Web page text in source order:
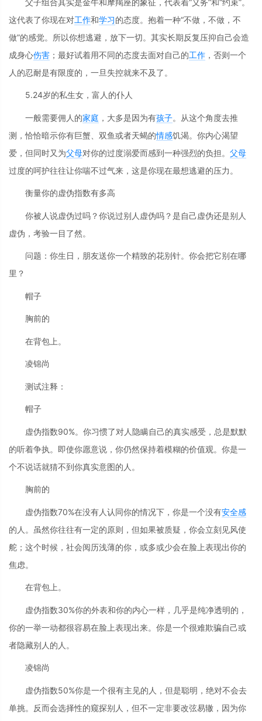
这代表了你现在对工作和学习的态度。抱着一种“不做，不做，不
做”的感觉。所以你想逃避，放下一切。其实长期反复压抑自己会造
成身心伤害 ；最好试着用不同的态度去面对自己的工作 ，否则一个
人的忍耐是有限度的，一旦失控就来不及了。
5.24岁的私生女，富人的仆人
一般需要佣人的家庭 ，大多是因为有孩子。从这个角度去推
测，恰恰暗示你有巨蟹、双鱼或者天蝎的情感饥渴。你内心渴望
爱，但同时又为父母对你的过度溺爱而感到一种强烈的负担。 父母
过度的呵护往往让你喘不过气来，这是你现在最想逃避的压力。
衡量你的虚伪指数有多高
你被人说虚伪过吗？你说过别人虚伪吗？是自己虚伪还是别人
虚伪，考验一目了然。
问题：你生日，朋友送你一个精致的花别针。你会把它别在哪
里？
帽子
胸前的
在背包上。
凌锦尚
测试注释：
帽子
虚伪指数90%。你习惯了对人隐瞒自己的真实感受，总是默默
的听着争执。即使你愿意说，你仍然保持着模糊的价值观。你是一
个不说话就猜不到你真实意图的人。
胸前的
虚伪指数70%在没有人认同你的情况下，你是一个没有安全感
的人。虽然你往往有一定的原则，但如果被质疑，你会立刻见风使
舵；这个时候，社会阅历浅薄的你，或多或少会在脸上表现出你的
焦虑。
在背包上。
虚伪指数30%你的外表和你的内心一样，几乎是纯净透明的，
你的一举一动都很容易在脸上表现出来。你是一个很难欺骗自己或
者隐藏别人的人。
凌锦尚
虚伪指数50%你是一个很有主见的人，但是聪明，绝对不会去
单挑。反而会选择性的窥探别人，但不一定非要改弦易辙，因为你